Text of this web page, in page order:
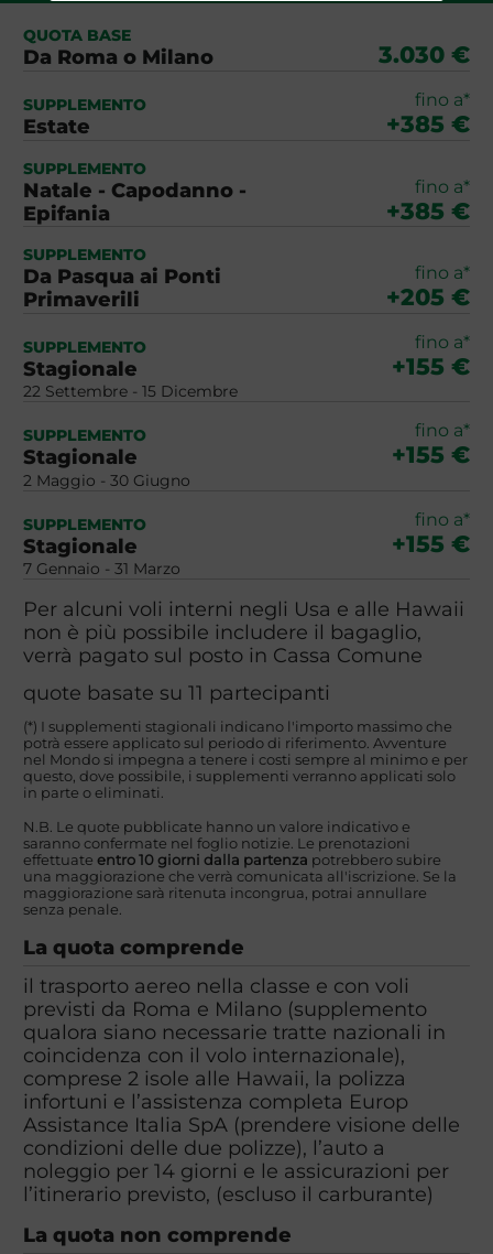
QUOTA BASE
Da Roma o Milano 3.030 €
SUPPLEMENTO
Estate
fino a*
+385 €
SUPPLEMENTO
Natale - Capodanno -
Epifania
fino a*
+385 €
SUPPLEMENTO
Da Pasqua ai Ponti
Primaverili
fino a*
+205 €
SUPPLEMENTO
Stagionale
22 Settembre - 15 Dicembre
fino a*
+155 €
SUPPLEMENTO
Stagionale
2 Maggio - 30 Giugno
fino a*
+155 €
SUPPLEMENTO
Stagionale
7 Gennaio - 31 Marzo
fino a*
+155 €
Per alcuni voli interni negli Usa e alle Hawaii
non è più possibile includere il bagaglio,
verrà pagato sul posto in Cassa Comune
quote basate su 11 partecipanti
(*) I supplementi stagionali indicano l'importo massimo che
potrà essere applicato sul periodo di riferimento. Avventure
nel Mondo si impegna a tenere i costi sempre al minimo e per
questo, dove possibile, i supplementi verranno applicati solo
in parte o eliminati.
N.B. Le quote pubblicate hanno un valore indicativo e
saranno confermate nel foglio notizie. Le prenotazioni
effettuate entro 10 giorni dalla partenza potrebbero subire
una maggiorazione che verrà comunicata all'iscrizione. Se la
maggiorazione sarà ritenuta incongrua, potrai annullare
senza penale.
La quota comprende
il trasporto aereo nella classe e con voli
previsti da Roma e Milano (supplemento
qualora siano necessarie tratte nazionali in
coincidenza con il volo internazionale),
comprese 2 isole alle Hawaii, la polizza
infortuni e l’assistenza completa Europ
Assistance Italia SpA (prendere visione delle
condizioni delle due polizze), l’auto a
noleggio per 14 giorni e le assicurazioni per
l’itinerario previsto, (escluso il carburante)
La quota non comprende